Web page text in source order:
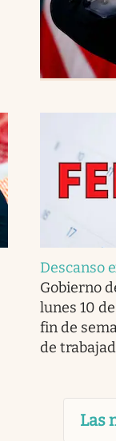
Descanso
Gobierno
lunes 10
fin de
de
Las